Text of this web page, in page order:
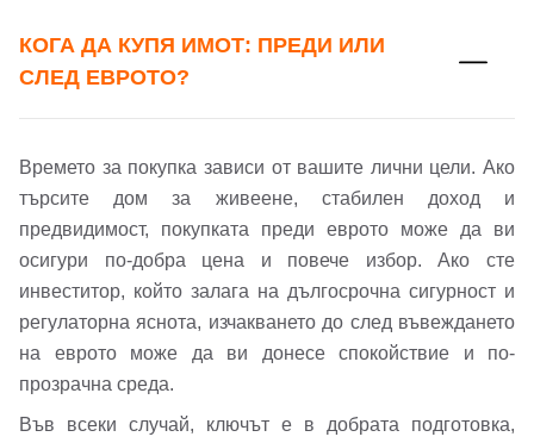
Добре дошъл!
КОГА ДА КУПЯ ИМОТ: ПРЕДИ ИЛИ
СЛЕД ЕВРОТО?
Времето за покупка зависи от вашите лични цели. Ако
търсите дом за живеене, стабилен доход и
предвидимост, покупката преди еврото може да ви
осигури по-добра цена и повече избор. Ако сте
инвеститор, който залага на дългосрочна сигурност и
регулаторна яснота, изчакването до след въвеждането
на еврото може да ви донесе спокойствие и по-
прозрачна среда.
Във всеки случай, ключът е в добрата подготовка,